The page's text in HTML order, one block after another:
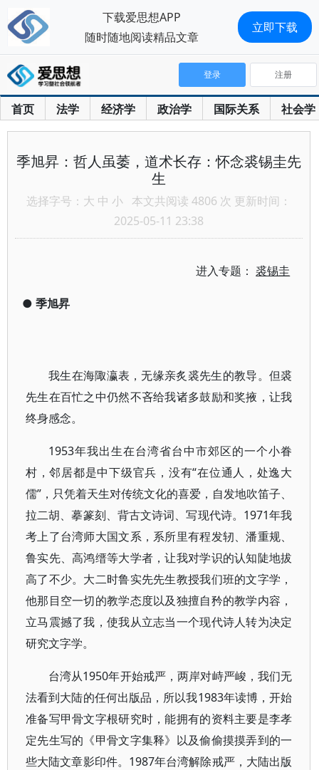
首页 法学 经济学 政治学 国际关系 社会学
登录 注册
季旭昇：哲人虽萎，道术长存：怀念裘锡圭先
生
选择字号： 大 中 小 本文共阅读 4806 次 更新时间：
2025-05-11 23:38
进入专题：裘锡圭
● 季旭昇
我生在海陬瀛表，无缘亲炙裘先生的教导。但裘
先生在百忙之中仍然不吝给我诸多鼓励和奖掖，让我
终身感念。
1953年我出生在台湾省台中市郊区的一个小眷
村，邻居都是中下级官兵，没有“在位通人，处逸大
儒”，只凭着天生对传统文化的喜爱，自发地吹笛子、
拉二胡、摹篆刻、背古文诗词、写现代诗。1971年我
考上了台湾师大国文系，系所里有程发轫、潘重规、
鲁实先、高鸿缙等大学者，让我对学识的认知陡地拔
高了不少。大二时鲁实先先生教授我们班的文字学，
他那目空一切的教学态度以及独擅自矜的教学内容，
立马震撼了我，使我从立志当一个现代诗人转为决定
研究文字学。
台湾从1950年开始戒严，两岸对峙严峻，我们无
法看到大陆的任何出版品，所以我1983年读博，开始
准备写甲骨文字根研究时，能拥有的资料主要是李孝
定先生写的《甲骨文字集释》以及偷偷摸摸弄到的一
些大陆文章影印件。1987年台湾解除戒严，大陆出版
下载爱思想APP
随时随地阅读精品文章
立即下载